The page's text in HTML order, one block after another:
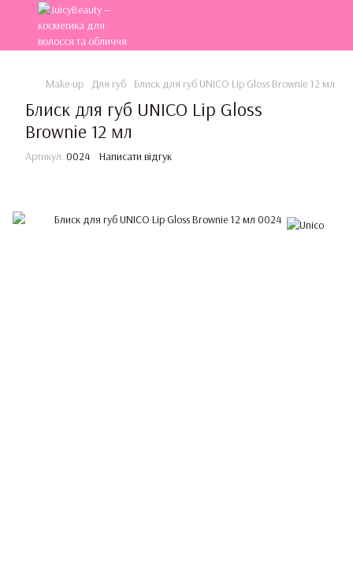
Make-up Для губ Блиск для губ UNICO Lip Gloss Brownie 12 мл
Блиск для губ UNICO Lip Gloss
Brownie 12 мл
Артикул: 0024 Написати відгук